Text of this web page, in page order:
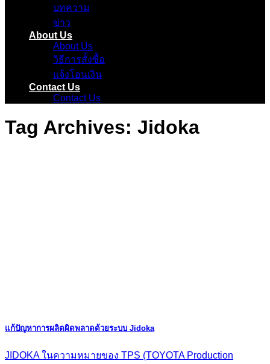
บทความ
ข่าว
About Us
About Us
วิธีการสั้งซื้อ
แจ้งโอนเงิน
Contact Us
Contact Us
Tag Archives: Jidoka
แก้ปัญหาการผลิตผิดพลาดด้วยระบบ Jidoka
JIDOKA ในความหมายของ TPS (TOYOTA Production